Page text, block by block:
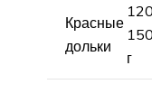
Красные
дольки
150
г